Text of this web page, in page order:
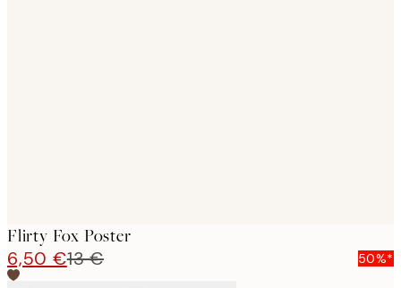
Flirty Fox Poster
6,50 €13 € 50%*